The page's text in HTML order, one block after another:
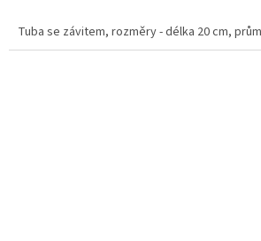
Tuba se závitem, rozměry - délka 20 cm,